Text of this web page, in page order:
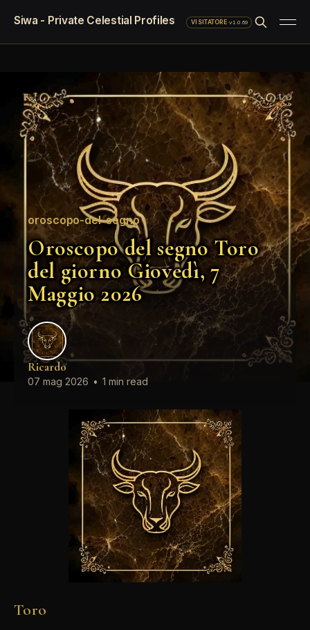
Siwa - Private Celestial Profiles VISITATORE·v1.0.69
oroscopo-del-segno
Oroscopo del segno Toro
del giorno Giovedì, 7
Maggio 2026
Ricardo
07 mag 2026 • 1 min read
Toro